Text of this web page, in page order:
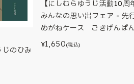
のひみ
【にしむらゆうじ活動10周
みんなの思い出フェア - 先
めがねケース ごきげんぱ
¥1,650(税込)